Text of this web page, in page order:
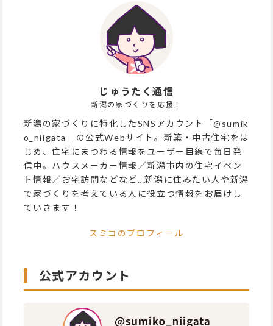
じゅうたく通信
新潟の家づくりを応援！
新潟の家づくりに特化したSNSアカウント「@sumik
o_niigata」の公式Webサイト。新築・中古住宅をは
じめ、住宅にまつわる情報をユーザー目線で毎日発
信中。ハウスメーカー情報／新潟市内の住宅イベン
ト情報／お宅訪問などなど…新潟に住みたい人や新潟
で家づくりを考えている人に役立つ情報をお届けし
ていきます！
スミコのプロフィール
公式アカウント